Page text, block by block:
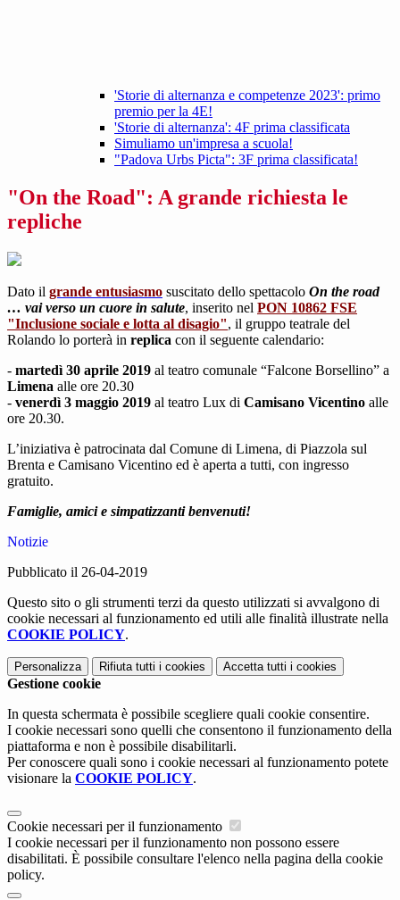
'Storie di alternanza e competenze 2023': primo
premio per la 4E!
'Storie di alternanza': 4F prima classificata
Simuliamo un'impresa a scuola!
"Padova Urbs Picta": 3F prima classificata!
"On the Road": A grande richiesta le
repliche
Dato il grande entusiasmo suscitato dello spettacolo On the road
… vai verso un cuore in salute, inserito nel PON 10862 FSE
"Inclusione sociale e lotta al disagio", il gruppo teatrale del
Rolando lo porterà in replica con il seguente calendario:
- martedì 30 aprile 2019 al teatro comunale “Falcone Borsellino” a
Limena alle ore 20.30
- venerdì 3 maggio 2019 al teatro Lux di Camisano Vicentino alle
ore 20.30.
L’iniziativa è patrocinata dal Comune di Limena, di Piazzola sul
Brenta e Camisano Vicentino ed è aperta a tutti, con ingresso
gratuito.
Famiglie, amici e simpatizzanti benvenuti!
Notizie
Pubblicato il 26-04-2019
Questo sito o gli strumenti terzi da questo utilizzati si avvalgono di
cookie necessari al funzionamento ed utili alle finalità illustrate nella
COOKIE POLICY.
Personalizza Rifiuta tutti i cookies Accetta tutti i cookies
Gestione cookie
In questa schermata è possibile scegliere quali cookie consentire.
I cookie necessari sono quelli che consentono il funzionamento della
piattaforma e non è possibile disabilitarli.
Per conoscere quali sono i cookie necessari al funzionamento potete
visionare la COOKIE POLICY.
Cookie necessari per il funzionamento
I cookie necessari per il funzionamento non possono essere
disabilitati. È possibile consultare l'elenco nella pagina della cookie
policy.